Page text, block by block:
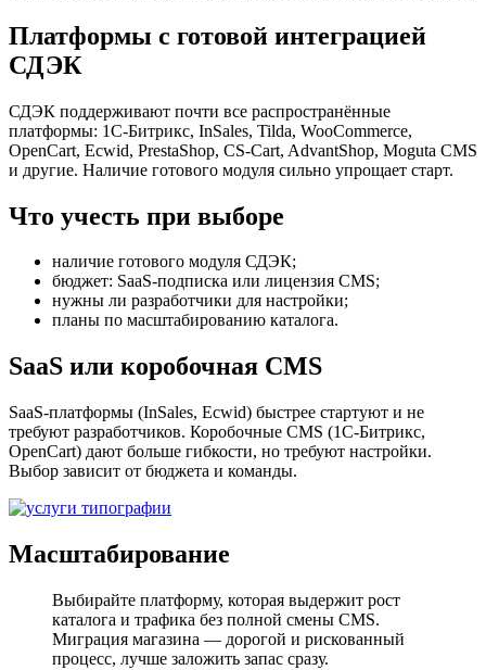
Платформы с готовой интеграцией
СДЭК
СДЭК поддерживают почти все распространённые
платформы: 1С-Битрикс, InSales, Tilda, WooCommerce,
OpenCart, Ecwid, PrestaShop, CS-Cart, AdvantShop, Moguta CMS
и другие. Наличие готового модуля сильно упрощает старт.
Что учесть при выборе
наличие готового модуля СДЭК;
бюджет: SaaS-подписка или лицензия CMS;
нужны ли разработчики для настройки;
планы по масштабированию каталога.
SaaS или коробочная CMS
SaaS-платформы (InSales, Ecwid) быстрее стартуют и не
требуют разработчиков. Коробочные CMS (1С-Битрикс,
OpenCart) дают больше гибкости, но требуют настройки.
Выбор зависит от бюджета и команды.
Масштабирование
Выбирайте платформу, которая выдержит рост
каталога и трафика без полной смены CMS.
Миграция магазина — дорогой и рискованный
процесс, лучше заложить запас сразу.